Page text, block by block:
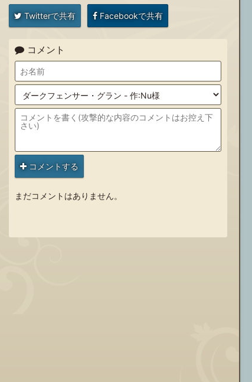
Twitterで共有 Facebookで共有
コメント
コメントする
まだコメントはありません。